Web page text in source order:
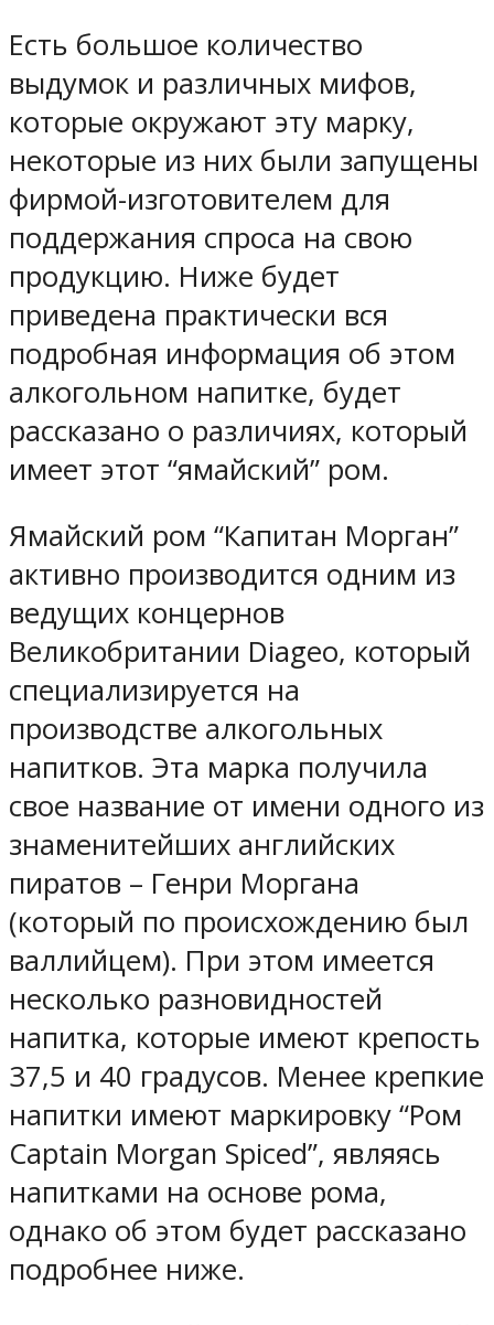
Есть большое количество
выдумок и различных мифов,
которые окружают эту марку,
некоторые из них были запущены
фирмой-изготовителем для
поддержания спроса на свою
продукцию. Ниже будет
приведена практически вся
подробная информация об этом
алкогольном напитке, будет
рассказано о различиях, который
имеет этот “ямайский” ром.
Ямайский ром “Капитан Морган”
активно производится одним из
ведущих концернов
Великобритании Diageo, который
специализируется на
производстве алкогольных
напитков. Эта марка получила
свое название от имени одного из
знаменитейших английских
пиратов – Генри Моргана
(который по происхождению был
валлийцем). При этом имеется
несколько разновидностей
напитка, которые имеют крепость
37,5 и 40 градусов. Менее крепкие
напитки имеют маркировку “Ром
Captain Morgan Spiced”, являясь
напитками на основе рома,
однако об этом будет рассказано
подробнее ниже.